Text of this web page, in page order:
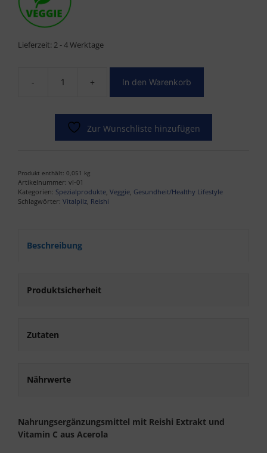
Lieferzeit: 2 - 4 Werktage
-
Reishi
Vitalpilz
mit
100%
+ In den Warenkorb
Zur Wunschliste hinzufügen
Produkt enthält: 0,051 kg
Artikelnummer: vl-01
Kategorien: Spezialprodukte Veggie Gesundheit/Healthy Lifestyle
Schlagwörter: Vitalpilz Reishi
Beschreibung
Produktsicherheit
Zutaten
Nährwerte
Nahrungsergänzungsmittel mit Reishi Extrakt und
Vitamin C aus Acerola